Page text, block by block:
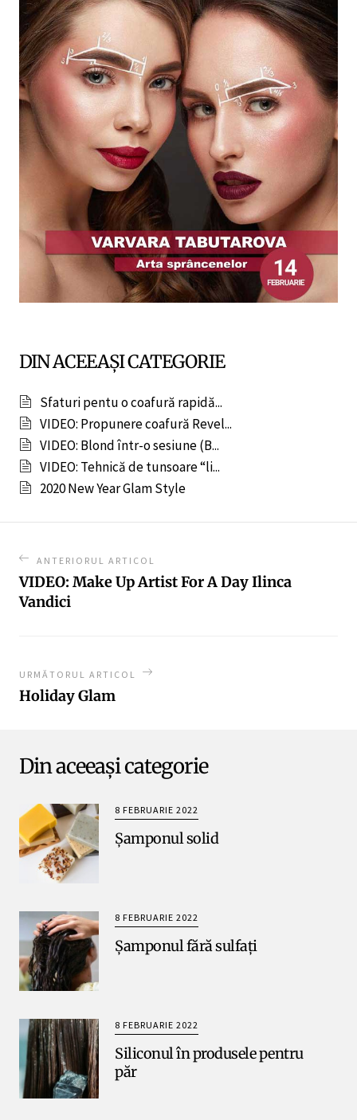
DIN ACEEAȘI CATEGORIE
Sfaturi pentu o coafură rapidă...
VIDEO: Propunere coafură Revel...
VIDEO: Blond într-o sesiune (B...
VIDEO: Tehnică de tunsoare “li...
2020 New Year Glam Style
ANTERIORUL ARTICOL
VIDEO: Make Up Artist For A Day Ilinca
Vandici
URMĂTORUL ARTICOL
Holiday Glam
Din aceeași categorie
8 FEBRUARIE 2022
Șamponul solid
8 FEBRUARIE 2022
Șamponul fără sulfați
8 FEBRUARIE 2022
Siliconul în produsele pentru
păr